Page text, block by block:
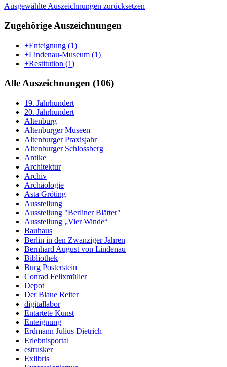
Ausgewählte Auszeichnungen zurücksetzen
Zugehörige Auszeichnungen
+Enteignung (1)
+Lindenau-Museum (1)
+Restitution (1)
Alle Auszeichnungen (106)
19. Jahrhundert
20. Jahrhundert
Altenburg
Altenburger Museen
Altenburger Praxisjahr
Altenburger Schlossberg
Antike
Architektur
Archiv
Archäologie
Asta Gröting
Ausstellung
Ausstellung "Berliner Blätter"
Ausstellung „Vier Winde“
Bauhaus
Berlin in den Zwanziger Jahren
Bernhard August von Lindenau
Bibliothek
Burg Posterstein
Conrad Felixmüller
Depot
Der Blaue Reiter
digitallabor
Entartete Kunst
Enteignung
Erdmann Julius Dietrich
Erlebnisportal
estrusker
Exlibris